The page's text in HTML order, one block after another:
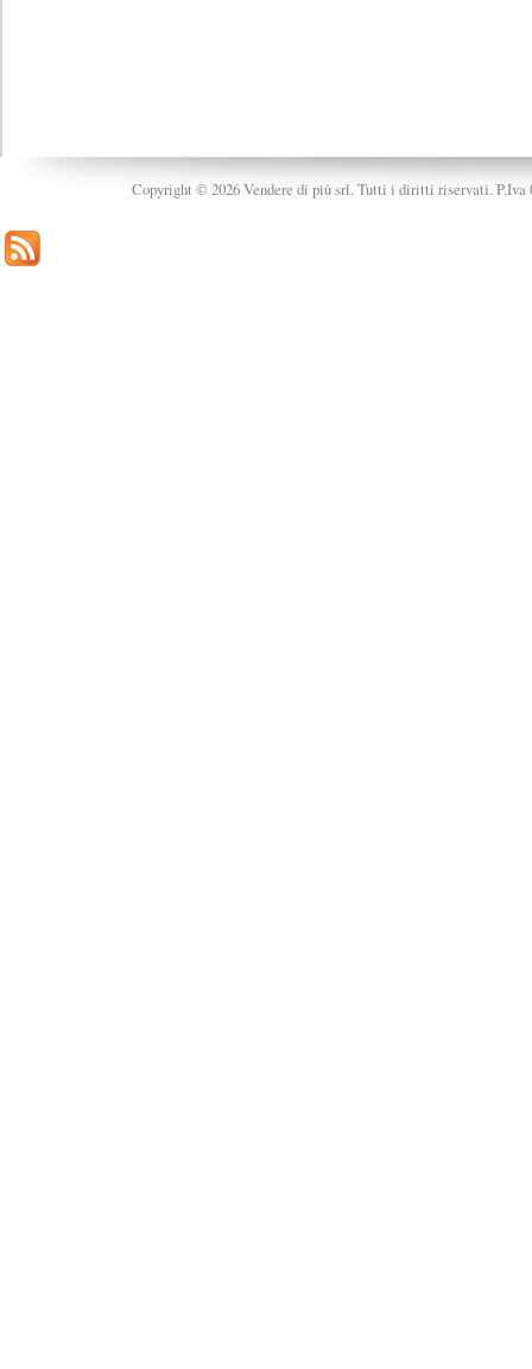
Copyright © 2026 Vendere di più srl. Tutti i diritti riservati. P.Iva